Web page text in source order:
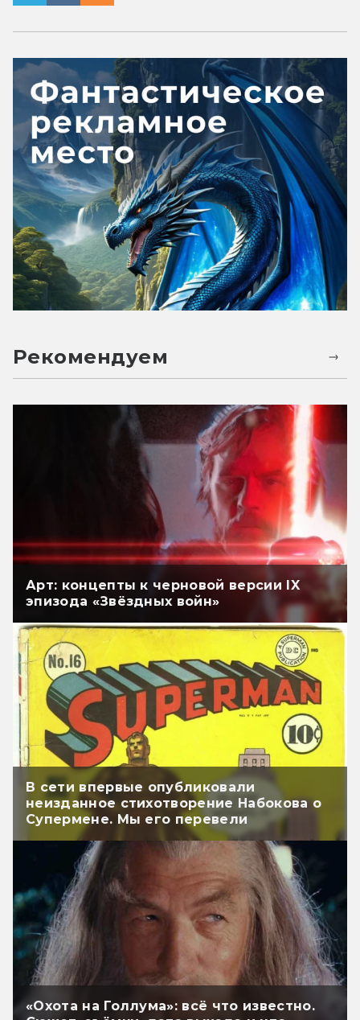
Рекомендуем
Арт: концепты к черновой версии IX
эпизода «Звёздных войн»
В сети впервые опубликовали
неизданное стихотворение Набокова о
Супермене. Мы его перевели
«Охота на Голлума»: всё что известно.